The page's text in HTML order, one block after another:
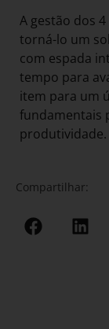
A gestão dos
torná-lo um
com espada
tempo para
item para um
fundamentais
produtividade.
Compartilhar: